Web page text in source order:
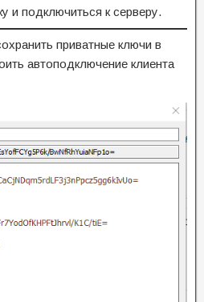
и подключиться к серверу.
приватные ключи в
автоподключение клиента